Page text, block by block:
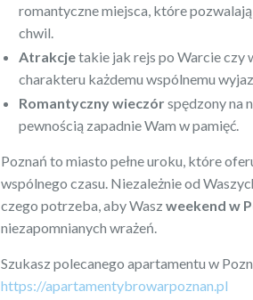
romantyczne miejsca, które
chwil.
Atrakcjetakie jak rejs po Warcie
charakteru każdemu wspólnemu
Romantyczny wieczórspędzony na
pewnością zapadnie Wam w pamięć.
Poznań to miasto pełne uroku, które
wspólnego czasu. Niezależnie od
czego potrzeba, aby Waszweekend w
niezapomnianych wrażeń.
Szukasz polecanego apartamentu w
https://apartamentybrowarpoznan.pl